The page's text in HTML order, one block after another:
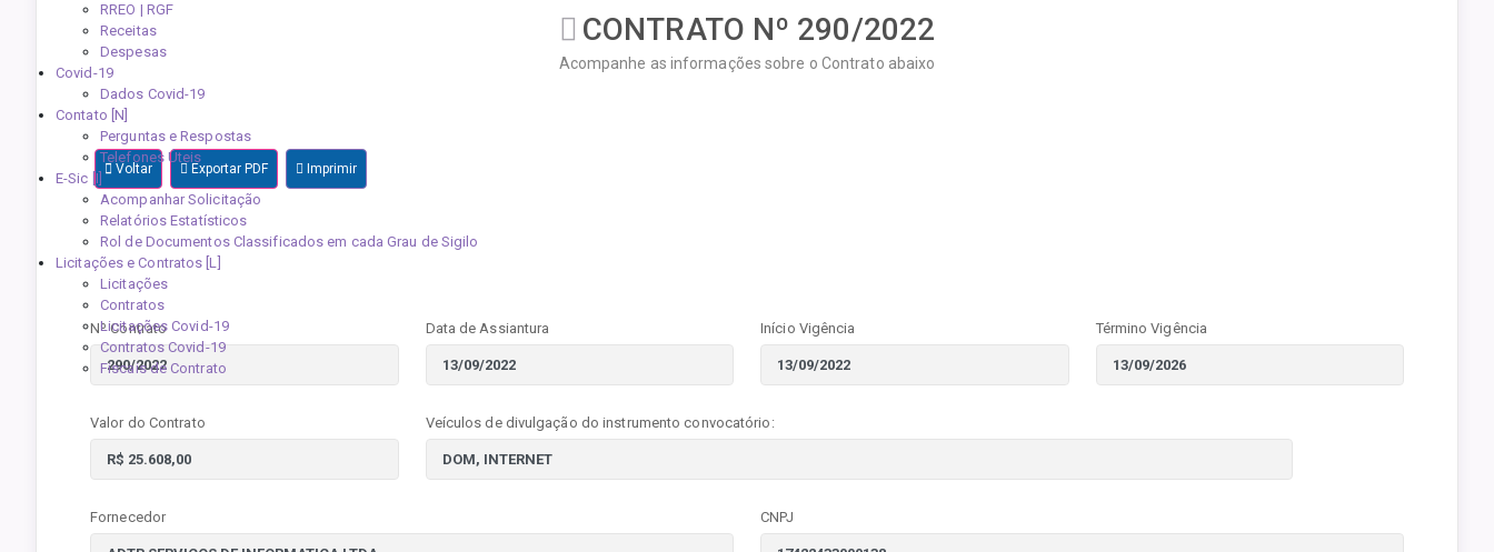
RREO | RGF
Receitas
Despesas
Covid-19
Dados Covid-19
Contato [N]
Perguntas e Respostas
Telefones Úteis
E-Sic [I]
Acompanhar Solicitação
Relatórios Estatísticos
Rol de Documentos Classificados em cada Grau de Sigilo
Licitações e Contratos [L]
Licitações
Contratos
Licitações Covid-19
Contratos Covid-19
Fiscais de Contrato
CONTRATO Nº 290/2022
Acompanhe as informações sobre o Contrato abaixo
Voltar Exportar PDF Imprimir
Nº Contrato Data de Assiantura Início Vigência Término Vigência
Valor do Contrato Veículos de divulgação do instrumento convocatório:
Fornecedor CNPJ